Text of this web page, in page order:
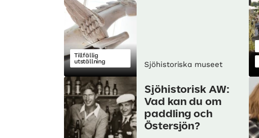
Tillfällig
utställning
Sjöhistoriska museet
Sjöhistorisk AW:
Vad kan du om
paddling och
Östersjön?